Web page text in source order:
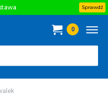
Sprawdź
0